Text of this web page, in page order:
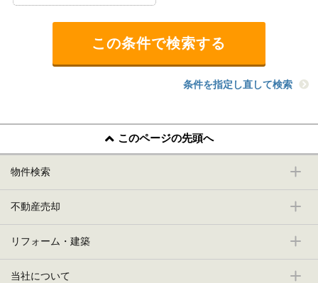
条件を指定し直して検索
このページの先頭へ
物件検索
不動産売却
リフォーム・建築
当社について